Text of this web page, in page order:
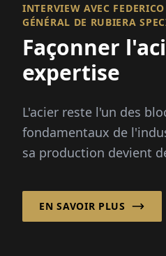
INTERVIEW AVEC
GÉNÉRAL DE RUBIERA
Façonner
expertise
L'acier reste l'un des
fondamentaux de
sa production devient
EN SAVOIR PLUS